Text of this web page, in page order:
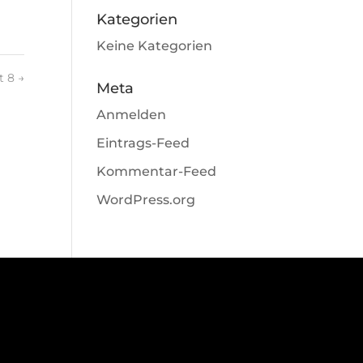
8 →
Kategorien
Keine Kategorien
Meta
Anmelden
Eintrags-Feed
Kommentar-Feed
WordPress.org